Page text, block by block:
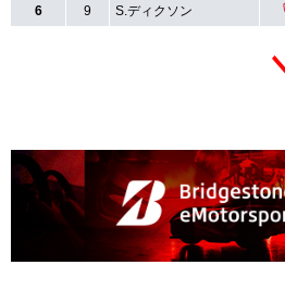
6 9 S.ディクソン